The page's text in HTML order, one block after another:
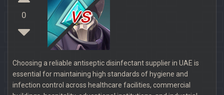
0 vs
Choosing a reliable antiseptic disinfectant supplier in UAE is
essential for maintaining high standards of hygiene and
infection control across healthcare facilities, commercial